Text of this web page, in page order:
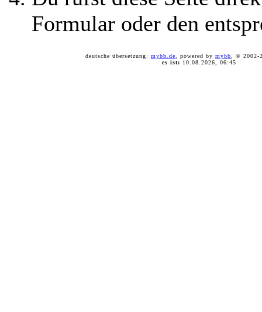
Formular oder den
deutsche übersetzung: mybb.de , powered by mybb , ©
es ist: 10.08.2026, 06:45